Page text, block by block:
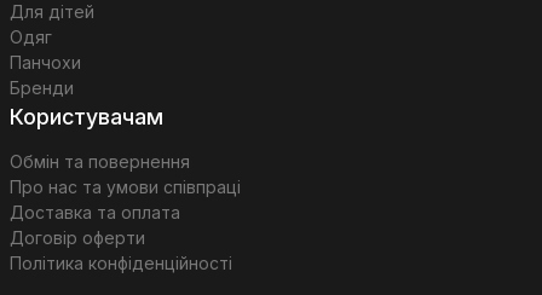
Для дітей
Одяг
Панчохи
Бренди
Користувачам
Обмін та повернення
Про нас та умови співпраці
Доставка та оплата
Договір оферти
Політика конфіденційності